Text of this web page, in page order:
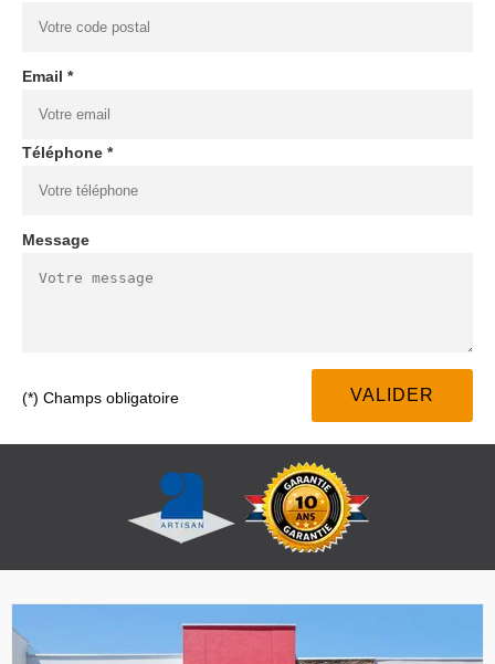
Email *
Téléphone *
Message
(*) Champs obligatoire